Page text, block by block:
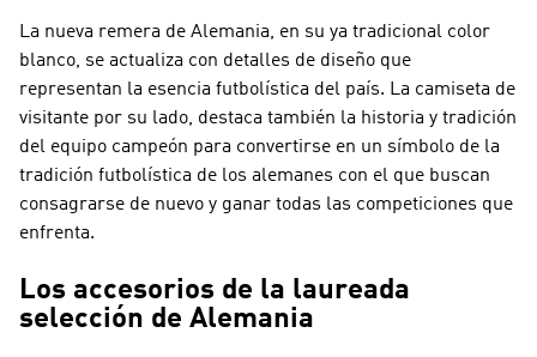
La nueva remera de Alemania, en su ya tradicional color
blanco, se actualiza con detalles de diseño que
representan la esencia futbolística del país. La camiseta de
visitante por su lado, destaca también la historia y tradición
del equipo campeón para convertirse en un símbolo de la
tradición futbolística de los alemanes con el que buscan
consagrarse de nuevo y ganar todas las competiciones que
enfrenta.
Los accesorios de la laureada
selección de Alemania